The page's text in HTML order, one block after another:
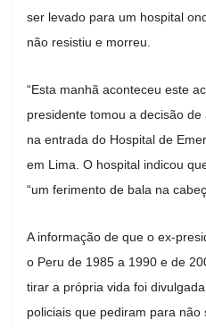
ser levado para um hospital
não resistiu e morreu.
“Esta manhã aconteceu este
presidente tomou a decisão de
na entrada do Hospital de
em Lima. O hospital indicou
“um ferimento de bala na
A informação de que o ex-
o Peru de 1985 a 1990 e de
tirar a própria vida foi
policiais que pediram para